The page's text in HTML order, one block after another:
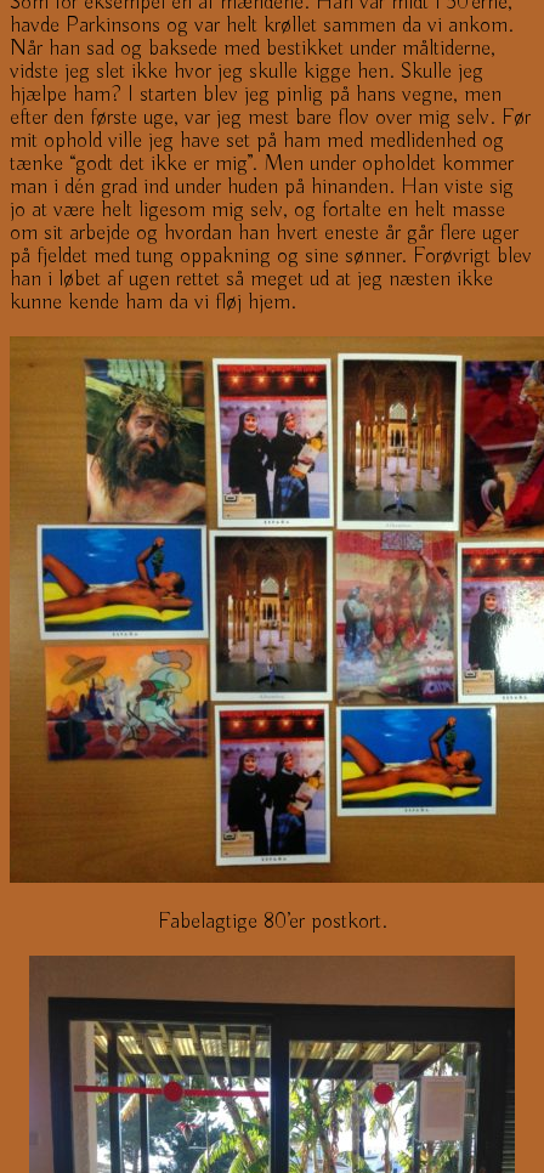
havde Parkinsons og var helt krøllet sammen da vi ankom.
Når han sad og baksede med bestikket under måltiderne,
vidste jeg slet ikke hvor jeg skulle kigge hen. Skulle jeg
hjælpe ham? I starten blev jeg pinlig på hans vegne, men
efter den første uge, var jeg mest bare flov over mig selv. Før
mit ophold ville jeg have set på ham med medlidenhed og
tænke “godt det ikke er mig”. Men under opholdet kommer
man i dén grad ind under huden på hinanden. Han viste sig
jo at være helt ligesom mig selv, og fortalte en helt masse
om sit arbejde og hvordan han hvert eneste år går flere uger
på fjeldet med tung oppakning og sine sønner. Forøvrigt blev
han i løbet af ugen rettet så meget ud at jeg næsten ikke
kunne kende ham da vi fløj hjem.
Fabelagtige 80’er postkort.